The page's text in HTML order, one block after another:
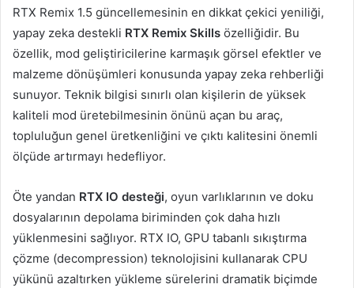
RTX Remix 1.5 güncellemesinin en dikkat çekici yeniliği,
yapay zeka destekli RTX Remix Skills özelliğidir. Bu
özellik, mod geliştiricilerine karmaşık görsel efektler ve
malzeme dönüşümleri konusunda yapay zeka rehberliği
sunuyor. Teknik bilgisi sınırlı olan kişilerin de yüksek
kaliteli mod üretebilmesinin önünü açan bu araç,
topluluğun genel üretkenliğini ve çıktı kalitesini önemli
ölçüde artırmayı hedefliyor.
Öte yandan RTX IO desteği, oyun varlıklarının ve doku
dosyalarının depolama biriminden çok daha hızlı
yüklenmesini sağlıyor. RTX IO, GPU tabanlı sıkıştırma
çözme (decompression) teknolojisini kullanarak CPU
yükünü azaltırken yükleme sürelerini dramatik biçimde